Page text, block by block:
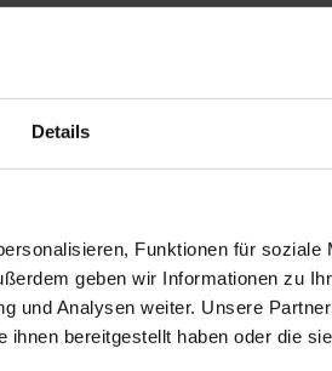
Details
Funktionen für soziale
geben wir Informationen zu
und Analysen weiter. Unsere
bereitgestellt haben oder die
0—200 ppm ... 0—2000 ppm
PH и многие другие